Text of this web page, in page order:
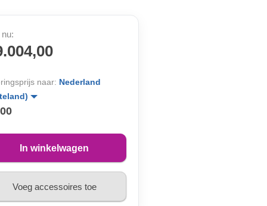
naar: Nederland
In winkelwagen
Voeg accessoires toe